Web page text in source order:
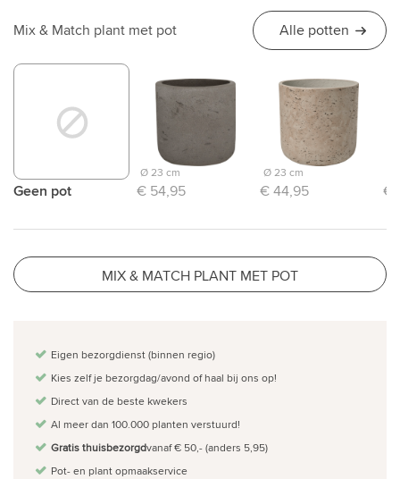
Mix & Match plant met pot Alle potten
Geen pot € 54,95
Ø 23 cm
€ 44,95
Ø 23 cm
€
MIX & MATCH PLANT MET POT
Eigen bezorgdienst (binnen regio)
Kies zelf je bezorgdag/avond of haal bij ons op!
Direct van de beste kwekers
Al meer dan 100.000 planten verstuurd!
Gratis thuisbezorgdvanaf € 50,- (anders 5,95)
Pot- en plant opmaakservice